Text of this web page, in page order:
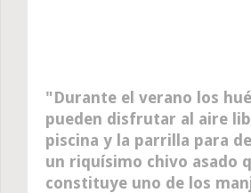
Durante el verano los
pueden disfrutar al aire
piscina y la parrilla para
un riquísimo chivo asado
constituye uno de los